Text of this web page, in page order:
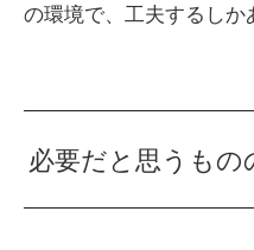
の環境で、工夫するしか
必要だと思うもの